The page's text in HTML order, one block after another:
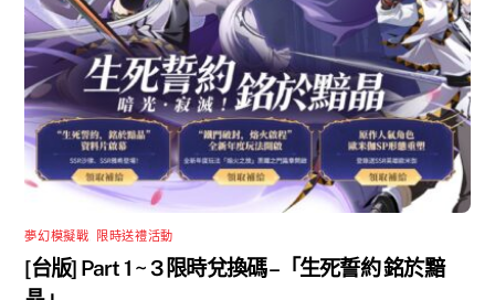
夢幻模擬戰 限時送禮活動
[台版] Part 1 ~ 3 限時兌換碼 –「生死誓約 銘於黯